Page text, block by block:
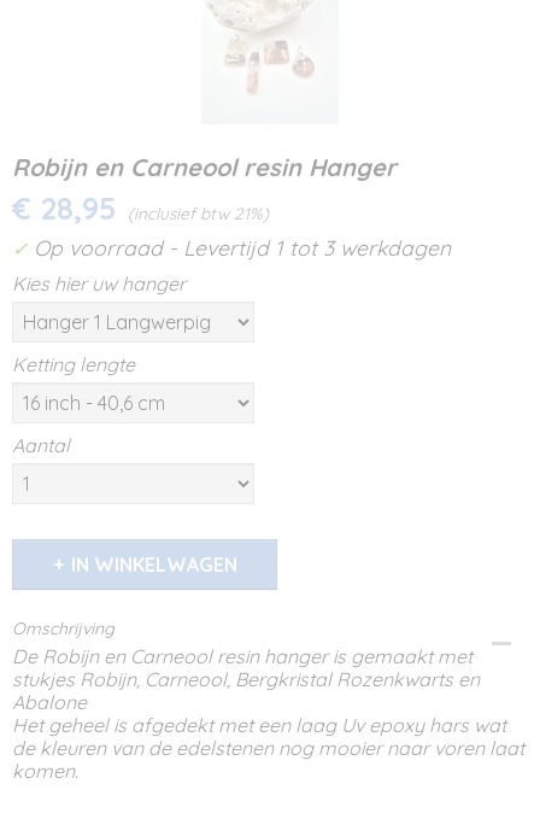
Robijn en Carneool resin Hanger
€ 28,95 (inclusief btw 21%)
✓ Op voorraad - Levertijd 1 tot 3 werkdagen
Kies hier uw hanger
Ketting lengte
Aantal
IN WINKELWAGEN
Omschrijving
De Robijn en Carneool resin hanger is gemaakt met
stukjes Robijn, Carneool, Bergkristal Rozenkwarts en
Abalone
Het geheel is afgedekt met een laag Uv epoxy hars wat
de kleuren van de edelstenen nog mooier naar voren laat
komen.